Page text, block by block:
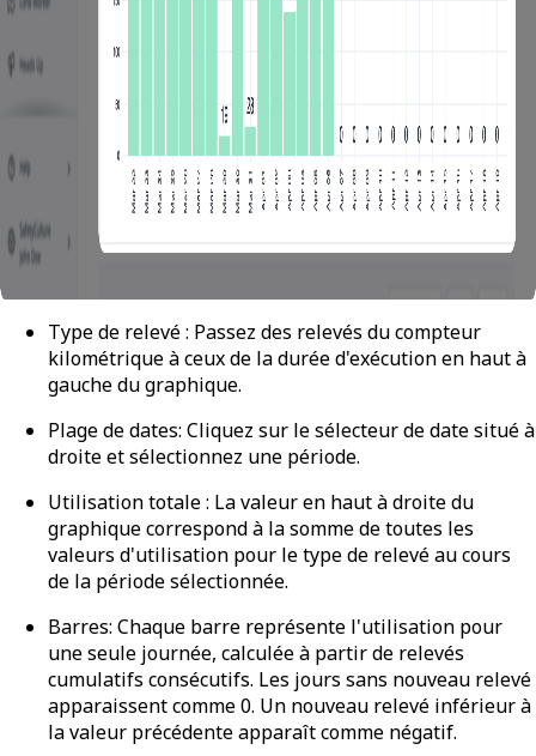
Type de relevé : Passez des relevés du compteur
kilométrique à ceux de la durée d'exécution en haut à
gauche du graphique.
Plage de dates: Cliquez sur le sélecteur de date situé à
droite et sélectionnez une période.
Utilisation totale : La valeur en haut à droite du
graphique correspond à la somme de toutes les
valeurs d'utilisation pour le type de relevé au cours
de la période sélectionnée.
Barres: Chaque barre représente l'utilisation pour
une seule journée, calculée à partir de relevés
cumulatifs consécutifs. Les jours sans nouveau relevé
apparaissent comme 0. Un nouveau relevé inférieur à
la valeur précédente apparaît comme négatif.